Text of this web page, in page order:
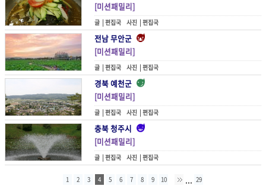
[미션패밀리]
글 |편집국 사진 |편집국
전남 무안군
[미션패밀리]
글 |편집국 사진 |편집국
경북 예천군
[미션패밀리]
글 |편집국 사진 |편집국
충북 청주시
[미션패밀리]
글 |편집국 사진 |편집국
1 2 3 4 5 6 7 8 9 10 ... 29